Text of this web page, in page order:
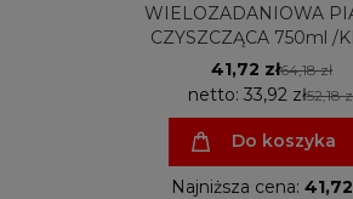
WIELOZADANIOWA
CZYSZCZĄCA 750ml /
41,72 zł64,18 zł
Najniższa cena: 41,72
netto: 33,92 zł52,18
Do koszyka